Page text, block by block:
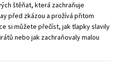
štěňat, která zachraňuje
před zkázou a prožívá přitom
si můžete přečíst, jak tlapky slavily
nebo jak zachraňovaly malou